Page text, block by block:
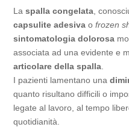
Laspalla congelata ,
capsulite adesiva ofrozen
sintomatologia dolorosa
associata ad una evidente e
articolare della spalla
I pazienti lamentano una
quanto risultano difficili o
legate al lavoro, al tempo
quotidianità.